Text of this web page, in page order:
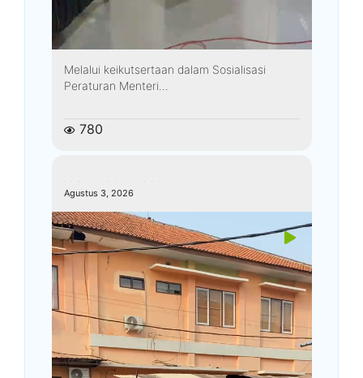
Melalui keikutsertaan dalam Sosialisasi
Peraturan Menteri...
780
Agustus 3, 2026